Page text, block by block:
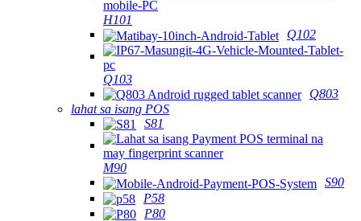
H101
Q102
Q103
Q803
lahat sa isang POS
S81
M90
S90
P58
P80